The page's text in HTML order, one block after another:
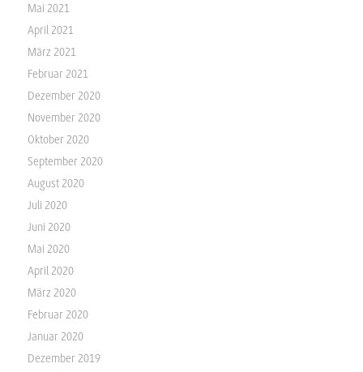
Mai 2021
April 2021
März 2021
Februar 2021
Dezember 2020
November 2020
Oktober 2020
September 2020
August 2020
Juli 2020
Juni 2020
Mai 2020
April 2020
März 2020
Februar 2020
Januar 2020
Dezember 2019